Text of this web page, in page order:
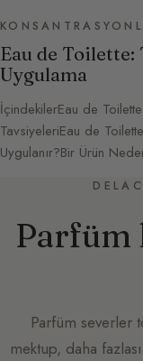
Eau de Toilette:
Uygulama
İçindekilerEau de
TavsiyeleriEau de
Uygulanır?Bir Ürün
Parfüm
Parfüm severler
mektup, daha